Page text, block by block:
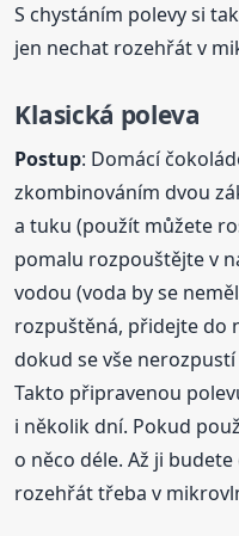
S chystáním polevy si
jen nechat rozehřát v
Klasická poleva
Postup: Domácí
zkombinováním dvou
a tuku (použít můžete
pomalu rozpouštějte v
vodou (voda by se
rozpuštěná, přidejte do
dokud se vše
Takto připravenou
i několik dní. Pokud
o něco déle. Až ji
rozehřát třeba v